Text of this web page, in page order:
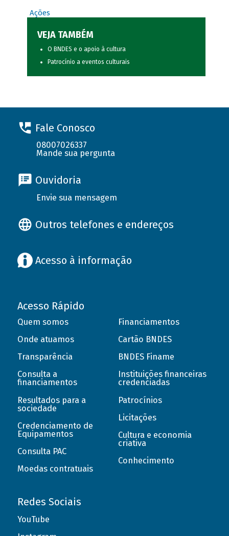
Ações
VEJA TAMBÉM
O BNDES e o apoio à cultura
Patrocínio a eventos culturais
Fale Conosco
08007026337
Mande sua pergunta
Ouvidoria
Envie sua mensagem
Outros telefones e endereços
Acesso à informação
Acesso Rápido
Quem somos
Onde atuamos
Transparência
Consulta a
financiamentos
Resultados para a
sociedade
Credenciamento de
Equipamentos
Consulta PAC
Moedas contratuais
Financiamentos
Cartão BNDES
BNDES Finame
Instituições financeiras
credenciadas
Patrocínios
Licitações
Cultura e economia
criativa
Conhecimento
Redes Sociais
YouTube